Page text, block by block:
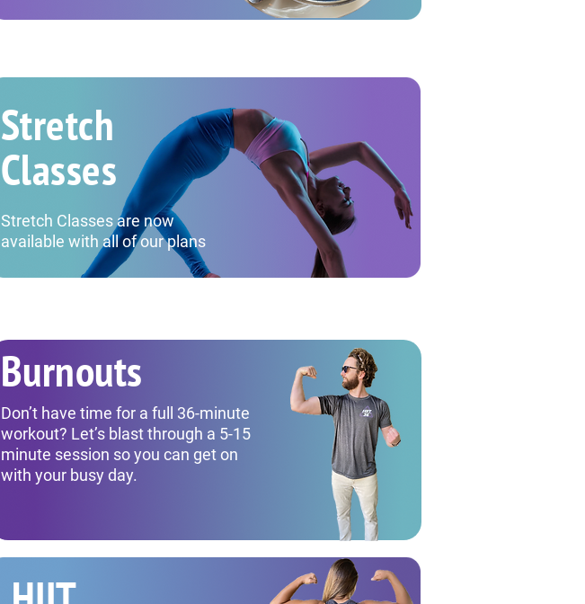
Stretch
Classes
Stretch Classes are now
available with all of our plans
Burnouts
Don’t have time for a full 36-minute
workout? Let’s blast through a 5-15
minute session so you can get on
with your busy day.